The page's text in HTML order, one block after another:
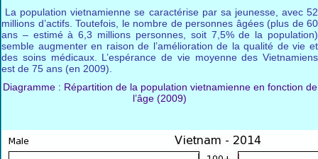
La population vietnamienne se caractérise par sa jeunesse, avec 52
millions d’actifs. Toutefois, le nombre de personnes âgées (plus de 60
ans – estimé à 6,3 millions personnes, soit 7,5% de la population)
semble augmenter en raison de l’amélioration de la qualité de vie et
des soins médicaux. L’espérance de vie moyenne des Vietnamiens
est de 75 ans (en 2009).
Diagramme : Répartition de la population vietnamienne en fonction de
l’âge (2009)